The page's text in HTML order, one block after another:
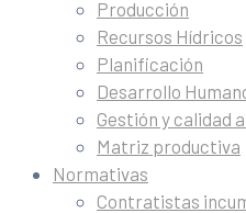
Producción
Recursos Hídricos
Planificación
Desarrollo
Gestión y calidad
Matriz productiva
Normativas
Contratistas